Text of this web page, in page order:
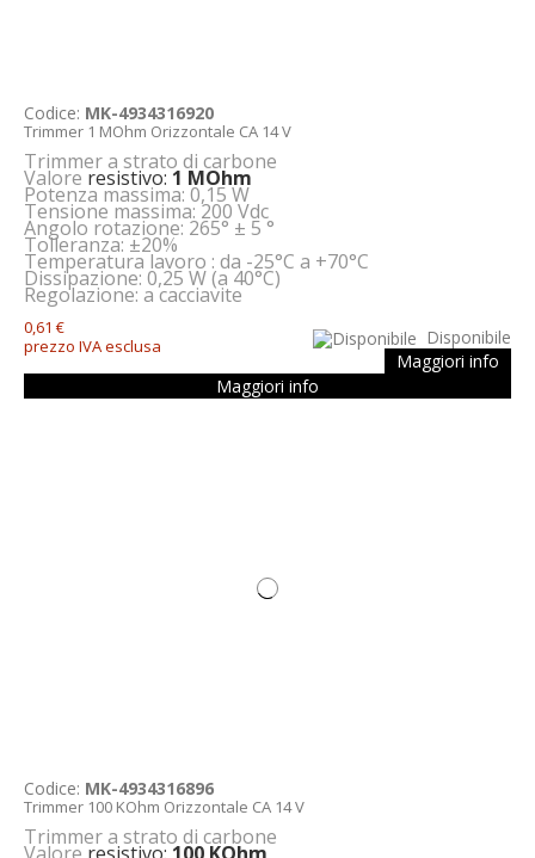
Codice: MK-4934316920
Trimmer 1 MOhm Orizzontale CA 14 V
Trimmer a strato di carbone
Valore resistivo: 1 MOhm
Potenza massima: 0,15 W
Tensione massima: 200 Vdc
Angolo rotazione: 265° ± 5 °
Tolleranza: ±20%
Temperatura lavoro : da -25°C a +70°C
Dissipazione: 0,25 W (a 40°C)
Regolazione: a cacciavite
0,61 €
prezzo IVA esclusa
Disponibile
Maggiori info
Maggiori info
Codice: MK-4934316896
Trimmer 100 KOhm Orizzontale CA 14 V
Trimmer a strato di carbone